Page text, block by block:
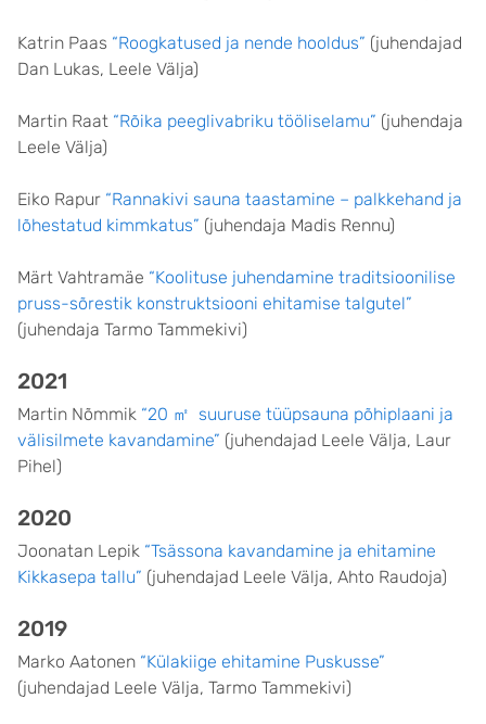
Katrin Paas “Roogkatused ja nende hooldus” (juhendajad
Dan Lukas, Leele Välja)
Martin Raat “Rõika peeglivabriku tööliselamu” (juhendaja
Leele Välja)
Eiko Rapur “Rannakivi sauna taastamine – palkkehand ja
lõhestatud kimmkatus” (juhendaja Madis Rennu)
Märt Vahtramäe “Koolituse juhendamine traditsioonilise
pruss-sõrestik konstruktsiooni ehitamise talgutel”
(juhendaja Tarmo Tammekivi)
2021
Martin Nõmmik “20 ㎡ suuruse tüüpsauna põhiplaani ja
välisilmete kavandamine” (juhendajad Leele Välja, Laur
Pihel)
2020
Joonatan Lepik “Tsässona kavandamine ja ehitamine
Kikkasepa tallu” (juhendajad Leele Välja, Ahto Raudoja)
2019
Marko Aatonen “Külakiige ehitamine Puskusse”
(juhendajad Leele Välja, Tarmo Tammekivi)